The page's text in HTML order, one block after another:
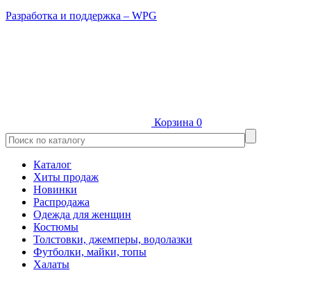
Разработка и поддержка – WPG
Корзина 0
Каталог
Хиты продаж
Новинки
Распродажа
Одежда для женщин
Костюмы
Толстовки, джемперы, водолазки
Футболки, майки, топы
Халаты